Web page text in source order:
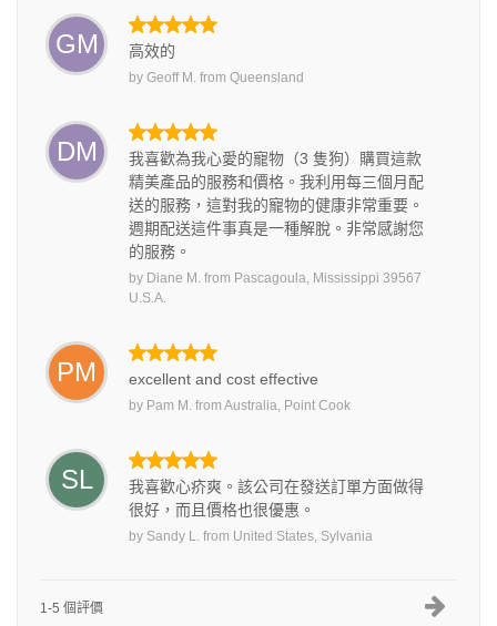
GM 高效的
by Geoff M. from Queensland
DM
我喜歡為我心愛的寵物（3 隻狗）購買這款
精美產品的服務和價格。我利用每三個月配
送的服務，這對我的寵物的健康非常重要。
週期配送這件事真是一種解脫。非常感謝您
的服務。
by Diane M. from Pascagoula, Mississippi 39567
U.S.A.
PM excellent and cost effective
by Pam M. from Australia, Point Cook
SL
我喜歡心疥爽。該公司在發送訂單方面做得
很好，而且價格也很優惠。
by Sandy L. from United States, Sylvania
1-5 個評價